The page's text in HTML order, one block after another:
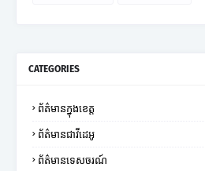
CATEGORIES
ព័ត៌មានក្នុងខេត្ត
ព័ត៌មានជាវីដេអូ
ព័ត៌មានទេសចរណ៍